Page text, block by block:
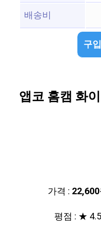
배송비
구
앱코 홈캠 화
가격 :
평점 : ★